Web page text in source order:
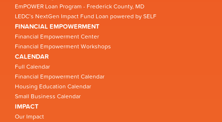
EmPOWER Loan Program - Frederick County, MD
LEDC’s NextGen Impact Fund Loan powered by SELF
FINANCIAL EMPOWERMENT
Financial Empowerment Center
Financial Empowerment Workshops
CALENDAR
Full Calendar
Financial Empowerment Calendar
Housing Education Calendar
Small Business Calendar
IMPACT
Our Impact